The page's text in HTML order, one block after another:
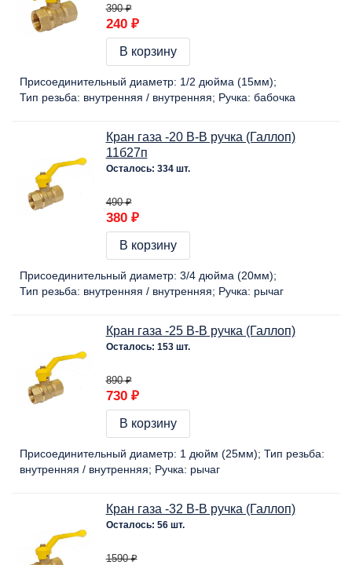
390 ₽
240 ₽
В корзину
Присоединительный диаметр: 1/2 дюйма (15мм)
Тип резьба: внутренняя / внутренняя Ручка: бабочка
Кран газа -20 В-В ручка (Галлоп)
11б27п
Осталось: 334 шт.
490 ₽
380 ₽
В корзину
Присоединительный диаметр: 3/4 дюйма (20мм)
Тип резьба: внутренняя / внутренняя Ручка: рычаг
Кран газа -25 В-В ручка (Галлоп)
Осталось: 153 шт.
890 ₽
730 ₽
В корзину
Присоединительный диаметр: 1 дюйм (25мм) Тип резьба:
внутренняя / внутренняя
Ручка: рычаг
Кран газа -32 В-В ручка (Галлоп)
Осталось: 56 шт.
1590 ₽